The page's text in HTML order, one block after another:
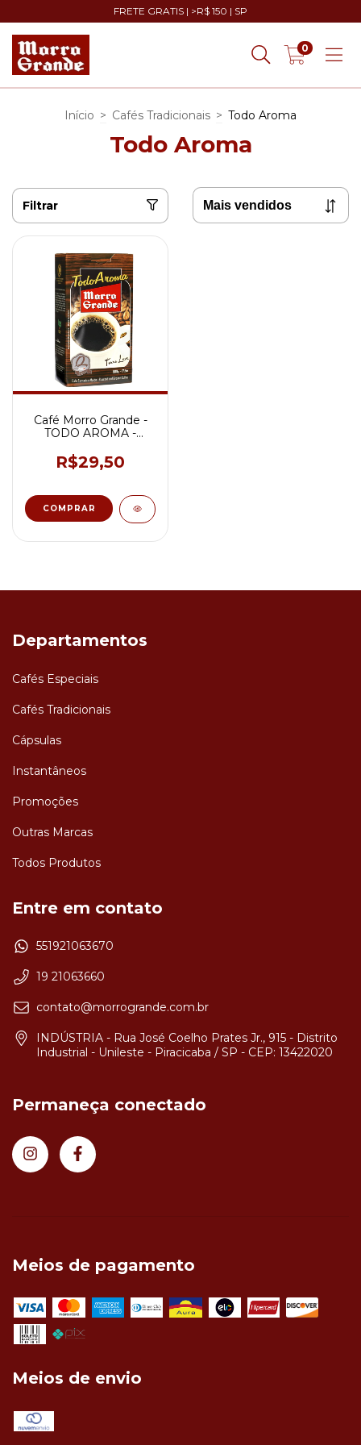
FRETE GRATIS | >R$ 150 | SP
0
Início > Cafés Tradicionais > Todo Aroma
Todo Aroma
Filtrar
Café Morro Grande -
TODO AROMA -
Vácuo - 500g
R$29,50
Departamentos
Cafés Especiais
Cafés Tradicionais
Cápsulas
Instantâneos
Promoções
Outras Marcas
Todos Produtos
Entre em contato
551921063670
19 21063660
contato@morrogrande.com.br
INDÚSTRIA - Rua José Coelho Prates Jr., 915 - Distrito
Industrial - Unileste - Piracicaba / SP - CEP: 13422020
Permaneça conectado
Meios de pagamento
Meios de envio